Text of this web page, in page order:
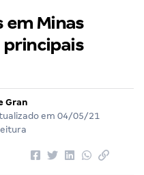
em Minas
principais
Gran
em 04/05/21